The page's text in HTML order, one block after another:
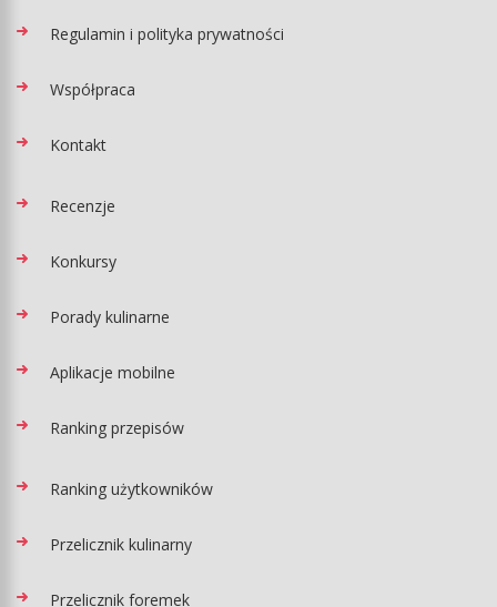
Regulamin i polityka prywatności
Współpraca
Kontakt
Recenzje
Konkursy
Porady kulinarne
Aplikacje mobilne
Ranking przepisów
Ranking użytkowników
Przelicznik kulinarny
Przelicznik foremek